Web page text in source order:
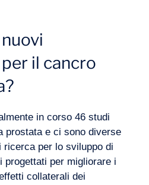
il cancro
in corso 46 studi
prostata e ci sono diverse
ricerca per lo sviluppo di
progettati per migliorare i
collaterali dei